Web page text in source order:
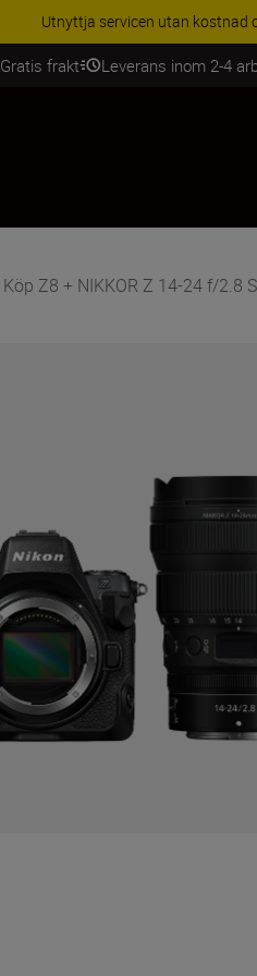
RABATT PÅ TILLBEHÖR | Få 15
Gratis frakt Leverans inom 2-4
Köp Z8 + NIKKOR Z 14-24 f/2.8 S